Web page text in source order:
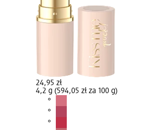
24,95 zł
4,2 g (594,05 zł za 100 g)